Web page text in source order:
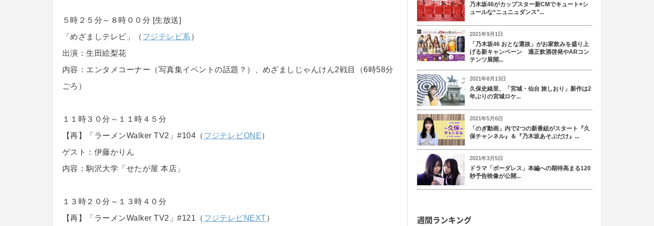
５時２５分～８時００分 [生放送]
「めざましテレビ」（ フジテレビ系 ）
出演：生田絵梨花
内容：エンタメコーナー（写真集イベントの話題？）、めざましじゃんけん2戦目（6時58分
ごろ）
１１時３０分～１１時４５分
【再】「ラーメンWalker TV2」#104（ フジテレビONE）
ゲスト：伊藤かりん
内容：駒沢大学「せたが屋 本店」
１３時２０分～１３時４０分
【再】「ラーメンWalker TV2」#121（ フジテレビNEXT）
乃木坂46がカップスター新CMでキュート×シ
ュールな“ニュニュダンス”...
2021年9月1日
「乃木坂46 おとな選抜」がお家飲みを盛り上
げる新キャンペーン 適正飲酒啓発やARコン
テンツ展開...
2021年8月13日
久保史緒里、「宮城・仙台 旅しおり」新作は2
年ぶりの宮城ロケ...
2021年5月6日
「のぎ動画」内で2つの新番組がスタート『久
保チャンネル』＆『乃木坂あそぶだけ』...
2021年3月5日
ドラマ「ボーダレス」本編への期待高まる120
秒予告映像が公開...
週間ランキング